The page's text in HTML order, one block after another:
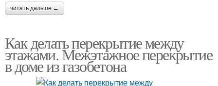
читать дальше →
Как делать перекрытие между
этажами. Межэтажное перекрытие
в доме из газобетона